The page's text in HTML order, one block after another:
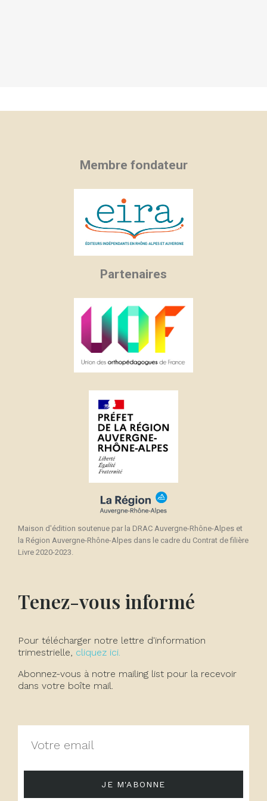
Membre fondateur
Partenaires
Maison d'édition soutenue par la DRAC Auvergne-Rhône-Alpes et
la Région Auvergne-Rhône-Alpes dans le cadre du Contrat de filière
Livre 2020-2023.
Tenez-vous informé
Pour télécharger notre lettre d'information
trimestrielle, cliquez ici.
Abonnez-vous à notre mailing list pour la recevoir
dans votre boîte mail.
JE M'ABONNE